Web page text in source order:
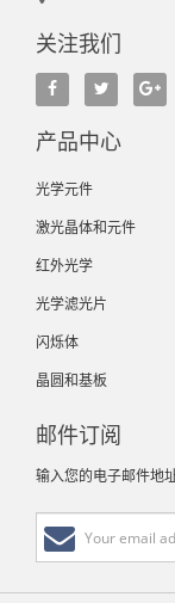
关注我们
产品中心
光学元件
激光晶体和元件
红外光学
光学滤光片
闪烁体
晶圆和基板
邮件订阅
输入您的电子邮件地